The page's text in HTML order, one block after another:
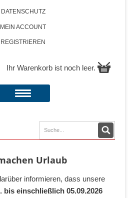
DATENSCHUTZ
MEIN ACCOUNT
REGISTRIEREN
Ihr Warenkorb ist noch leer.
Urlaub
informieren, dass unsere
bis einschließlich 05.09.2026